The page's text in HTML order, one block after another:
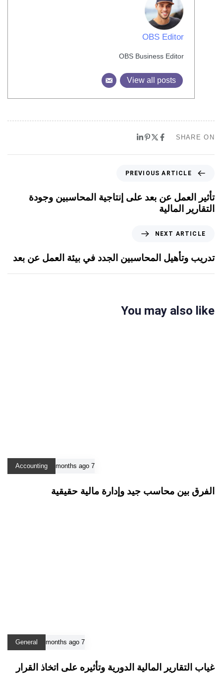
OBS Editor
OBS Business Editor
View all posts
SHARE ON
PREVIOUS ARTICLE
تأثير العمل عن بعد على إنتاجية المحاسبين وجودة
التقارير المالية
NEXT ARTICLE
تدريب وتأهيل المحاسبين الجدد في بيئة العمل عن بعد
You may also like
7 months ago
Accounting
الفرق بين محاسب جيد وإدارة مالية حقيقية
7 months ago
General
غياب التقارير المالية الدورية وتأثيره على اتخاذ القرار